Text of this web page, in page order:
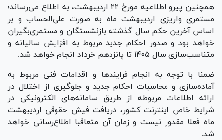
همچنین پیرو اطلاعیه مورخ ۲۲ اردیبهشت، به اطلاع می‌رساند؛
مستمری واریزی اردیبهشت ماه به صورت علی‌الحساب و بر
اساس آخرین حکم سال گذشته بازنشستگان و مستمری‌بگیران
خواهد بود و صدور احکام جدید مربوط به افزایش سالیانه و
متناسب‌سازی سال ۱۴۰۵ تا پانزدهم خرداد انجام خواهد شد.
ضمنا با توجه به انجام فرایند‌ها و اقدامات فنی مربوط به
آماده‌سازی و محاسبات احکام جدید و جلوگیری از اختلال در
ارائه اطلاعات مربوطه از طریق سامانه‌های الکترونیکی در
شرایط خاص اینترنت کشور، دریافت فیش حقوقی اردیبهشت
ماه فعلا مقدور نیست و زمان آن متعاقبا اطلاع‌رسانی خواهد
شد.